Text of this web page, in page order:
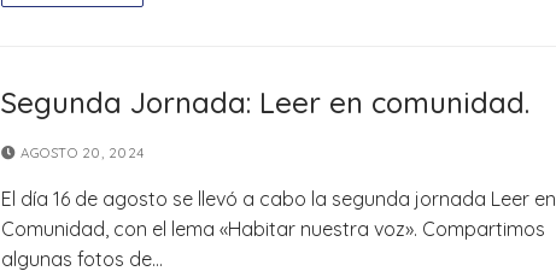
Segunda Jornada: Leer en comunidad.
AGOSTO 20, 2024
El día 16 de agosto se llevó a cabo la segunda jornada Leer en
Comunidad, con el lema «Habitar nuestra voz». Compartimos
algunas fotos de…